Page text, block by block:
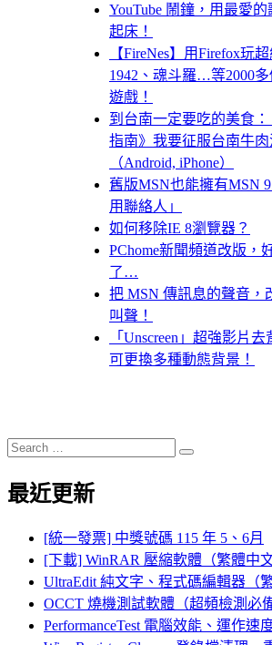
YouTube 鬧鐘，用最愛
起床！
【FireNes】用Firefox玩
1942、魂斗羅…等2000
遊戲！
到台南一定要吃的美食
指南》我要征服台南牛肉
（Android, iPhone）
舊版MSN也能擁有MSN
用聯絡人」
如何移除IE 8瀏覽器？
PChome新聞頻道改版，
了…
把 MSN 傳訊息的聲音，
叫聲！
「Unscreen」超強影片去
可更換多種動態背景！
Search
for:
Search
最近更新
[統一發票] 中獎號碼 115 年 5、6月
[下載] WinRAR 壓縮軟體（繁體中
UltraEdit 純文字、程式碼編輯器（
OCCT 燒機測試軟體（超頻檢測必
PerformanceTest 電腦效能、運作速